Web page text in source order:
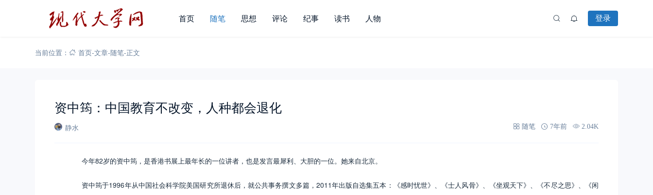
首页 随笔 思想 评论 纪事 读书 人物 登录
当前位置： 首页-文章-随笔-正文
资中筠：中国教育不改变，人种都会退化
静水 随笔 7年前 2.04K
今年82岁的资中筠，是香港书展上最年长的一位讲者，也是发言最犀利、大胆的一位。她来自北京。
资中筠于1996年从中国社会科学院美国研究所退休后，就公共事务撰文多篇，2011年出版自选集五本：《感时忧世》、《士人风骨》、《坐观天下》、《不尽之思》、《闲